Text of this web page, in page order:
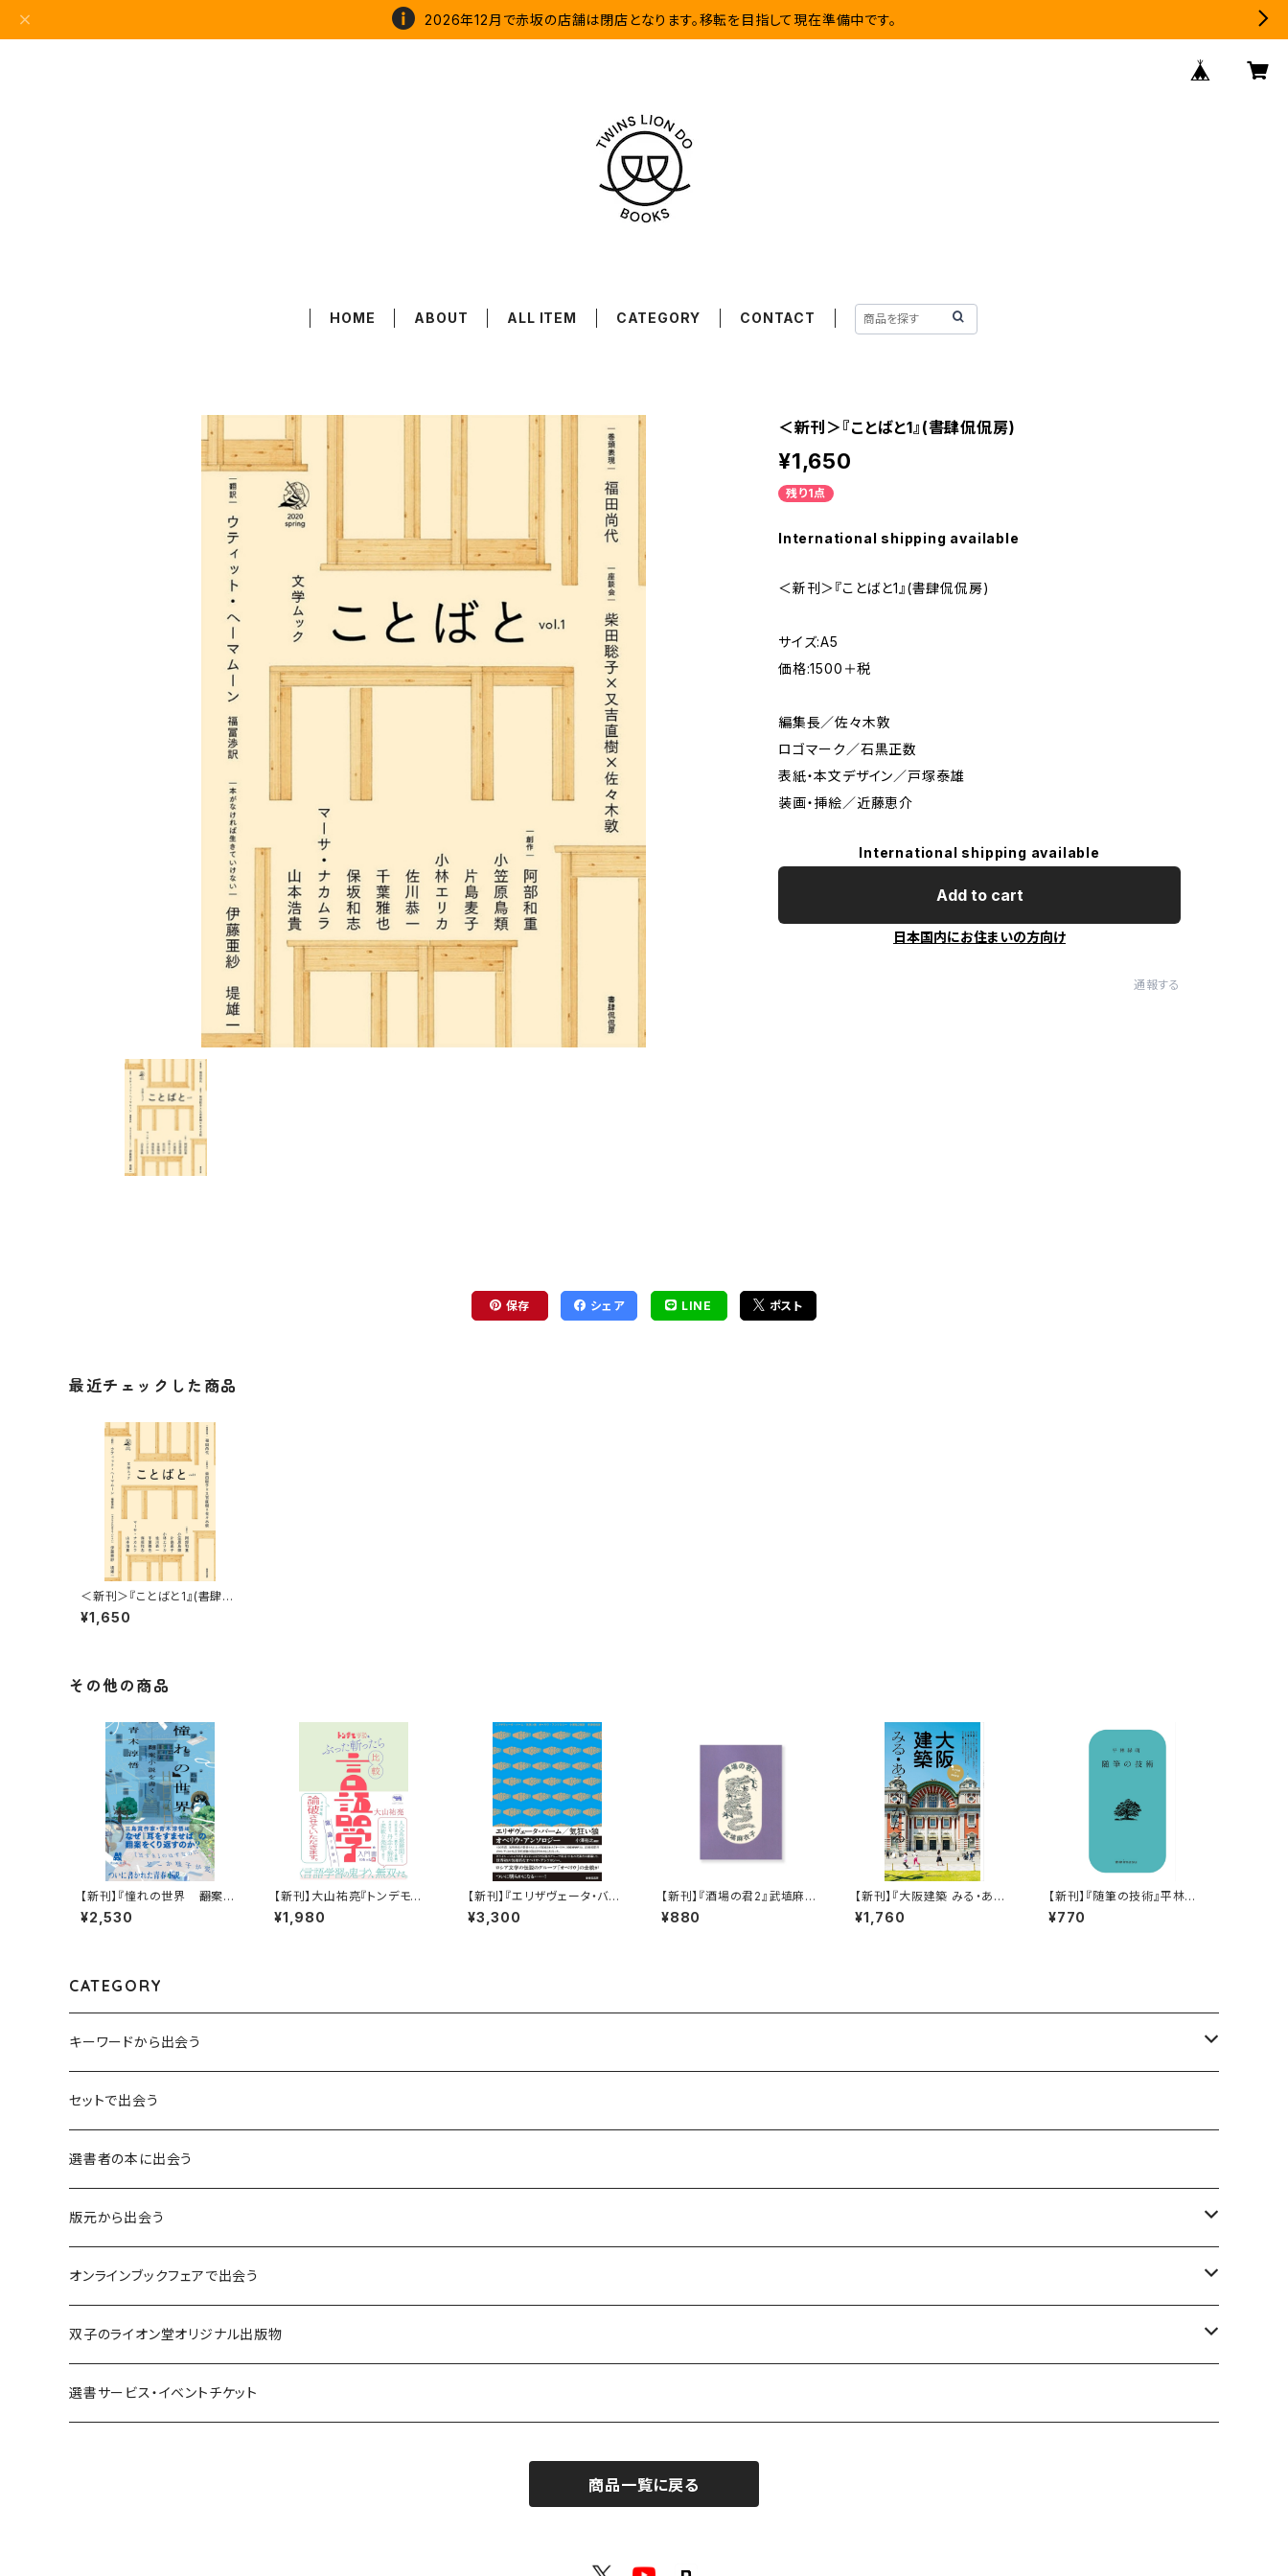
2026年12月で赤坂の店舗は閉店となります。移転を目指して現在準備中です。
HOME ABOUT ALL ITEM CATEGORY CONTACT
＜新刊＞『ことばと1』(書肆侃侃房)
¥1,650
残り1点
International shipping available
＜新刊＞『ことばと1』(書肆侃侃房)
サイズ:A5
価格:1500＋税
編集長／佐々木敦
ロゴマーク／石黒正数
表紙・本文デザイン／戸塚泰雄
装画・挿絵／近藤恵介
International shipping available
Add to cart
日本国内にお住まいの方向け
通報する
保存 シェア LINE ポスト
最近チェックした商品
＜新刊＞『ことばと1』(書肆侃
侃房)
¥1,650
その他の商品
【新刊】『憧れの世界 ――翻案小
説を書く』青木淳悟
¥2,530
【新刊】大山祐亮『トンデモ学
説をぶった斬ったら比較言語
学の入門書になった件：激論
¥1,980
【新刊】『エリザヴェータ・バー
ム／気狂い狼 オベリウ・アン
ソロジー』
¥3,300
【新刊】『酒場の君2』武埴麻衣
子
¥880
【新刊】『大阪建築 みる・ある
く・かたる』
¥1,760
【新刊】『随筆の技術』平林緑
萌
¥770
CATEGORY
キーワードから出会う
言葉：思考の種となるもの
異界：日常から離れた視点
意志：自ら進む力
解体：固定観念を壊す
熱源：情熱を呼び起こす
共鳴：他者や世界とつながる
セットで出会う
選書者の本に出会う
版元から出会う
荒蝦夷フェア
クオン
寿郎社
オンラインブックフェアで出会う
本屋発の文芸誌『しししし』フェア！！
韓国文学フェア！！
双子のライオン堂オリジナル出版物
書籍
選書サービス・イベントチケット
商品一覧に戻る